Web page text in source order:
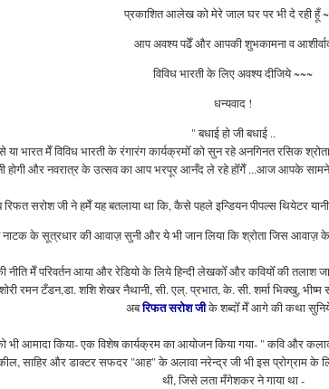
प्रकाशितआलेख को मेरे जाल घर पर भी दे रही हूँ
आप अवश्य पढेँ और आपकी शुभकामना व
विविध भारती के लिएअवश्यदीजिये ~~~
धन्यवाद !
" बधाई हो जी बधाई ..
भारत मेँ विविध भारती के रंगारंग कार्यक्रमोँ को सुन रहे अनगिनत रसिक
होगी और नवरात्र के उत्सव का आप भरपूर आनँद ले रहे होँगेँ ...आज आपके सामने
रिफत सरोश जी ने हमेँ यह बतलाया था कि, कैसे पहले इन्डियन पीपल्स थियेटर
नाटक के सूत्रधार की आवाज़ सुनी और ये भी जान लिया कि श्रोता जिस आवाज़
मेँ परिवर्तन आया और रेडियो के लिये हिन्दी लेखकोँ और कवियोँ की तलाश
रमन टँडन,डा. शशि शेखर नैथानी, सी. एल्. प्रभात, के. सी. शर्मा भिक्खु,
अबरि‍फत सरोश जीके शब्दोँ मेँ आगे की कथा
को भी आमादा किया- एक विशेष कार्यक्रम का आयोजन किया गया- " कवि और
साहिर और डाक्टर सफदर "आह" के अलावा नरेन्द्र जी भी इस प्रोग्राम के
थी, जिसे लता मँगेशकर ने गाया था -